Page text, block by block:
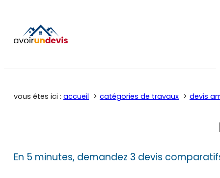
vous êtes ici : accueil catégories de travaux devis
En 5 minutes, demandez 3 devis